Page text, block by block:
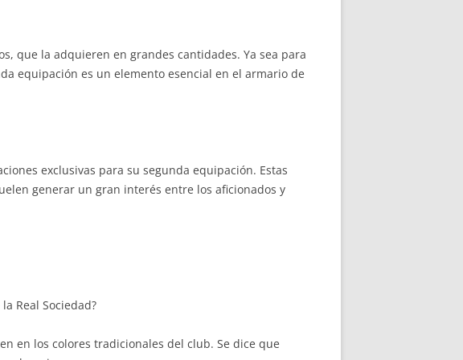
que la adquieren en grandes cantidades. Ya sea para
equipación es un elemento esencial en el armario de
exclusivas para su segunda equipación. Estas
generar un gran interés entre los aficionados y
Real Sociedad?
en los colores tradicionales del club. Se dice que